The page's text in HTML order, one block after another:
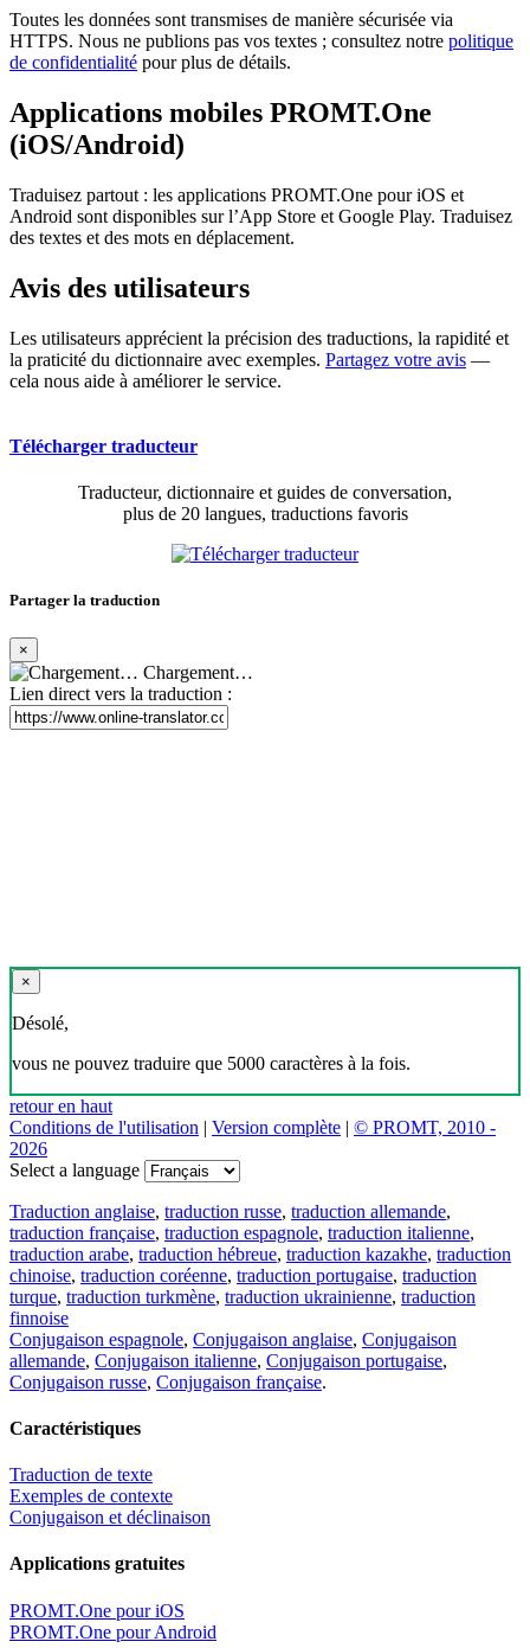
Toutes les données sont transmises de manière sécurisée via
HTTPS. Nous ne publions pas vos textes ; consultez notre politique
de confidentialité pour plus de détails.
Applications mobiles PROMT.One
(iOS/Android)
Traduisez partout : les applications PROMT.One pour iOS et
Android sont disponibles sur l’App Store et Google Play. Traduisez
des textes et des mots en déplacement.
Avis des utilisateurs
Les utilisateurs apprécient la précision des traductions, la rapidité et
la praticité du dictionnaire avec exemples. Partagez votre avis —
cela nous aide à améliorer le service.
Télécharger traducteur
Traducteur, dictionnaire et guides de conversation,
plus de 20 langues, traductions favoris
Partager la traduction
×
Chargement…
Lien direct vers la traduction :
×
Désolé,
vous ne pouvez traduire que 5000 caractères à la fois.
retour en haut
Conditions de l'utilisation | Version complète | © PROMT, 2010 -
2026
Select a language
Traduction anglaise, traduction russe, traduction allemande,
traduction française, traduction espagnole, traduction italienne,
traduction arabe, traduction hébreue, traduction kazakhe, traduction
chinoise, traduction coréenne, traduction portugaise, traduction
turque, traduction turkmène, traduction ukrainienne, traduction
finnoise
Conjugaison espagnole, Conjugaison anglaise, Conjugaison
allemande, Conjugaison italienne, Conjugaison portugaise,
Conjugaison russe, Conjugaison française.
Caractéristiques
Traduction de texte
Exemples de contexte
Conjugaison et déclinaison
Applications gratuites
PROMT.One pour iOS
PROMT.One pour Android